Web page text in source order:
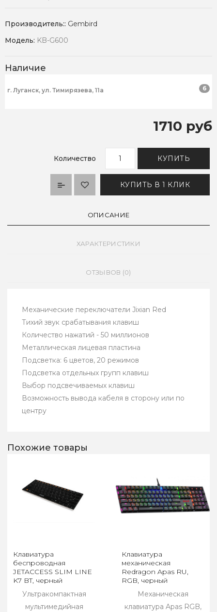
Производитель:: Gembird
Модель: KB-G600
Наличие
г. Луганск, ул. Тимирязева, 11а 6
1710 руб
Количество КУПИТЬ
КУПИТЬ В 1 КЛИК
ОПИСАНИЕ
ХАРАКТЕРИСТИКИ
ОТЗЫВОВ (0)
Механические переключатели Jixian Red
Тихий звук срабатывания клавиш
Количество нажатий - 50 миллионов
Металлическая лицевая пластина
Подсветка: 6 цветов, 20 режимов
Подсветка отдельных групп клавиш
Выбор подсвечиваемых клавиш
Возможность вывода кабеля в сторону или по
центру
Похожие товары
Клавиатура
беспроводная
JETACCESS SLIM LINE
K7 BT, черный
Ультракомпактная
мультимедийная
Клавиатура
механическая
Redragon Apas RU,
RGB, черный
Механическая
клавиатура Apas RGB,